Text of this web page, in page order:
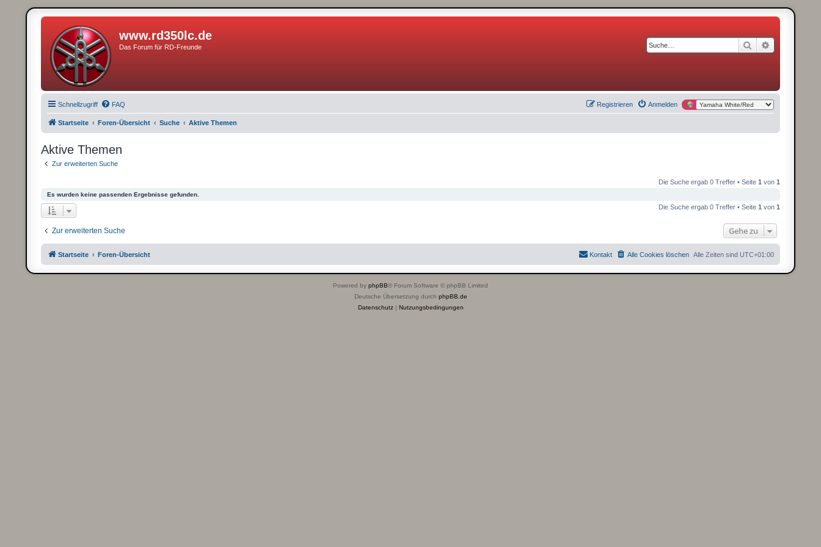
www.rd350lc.de
Das Forum für RD-Freunde Suche
Schnellzugriff FAQ Anmelden
Registrieren
Startseite Foren-Übersicht Suche Aktive Themen
Aktive Themen
Zur erweiterten Suche
Die Suche ergab 0 Treffer • Seite 1 von 1
Es wurden keine passenden Ergebnisse gefunden.
Die Suche ergab 0 Treffer • Seite 1 von 1
Zur erweiterten Suche Gehe zu
Startseite Foren-Übersicht Alle Zeiten sind UTC+01:00
Alle Cookies löschen
Kontakt
Powered by phpBB® Forum Software © phpBB Limited
Deutsche Übersetzung durch phpBB.de
Datenschutz| Nutzungsbedingungen